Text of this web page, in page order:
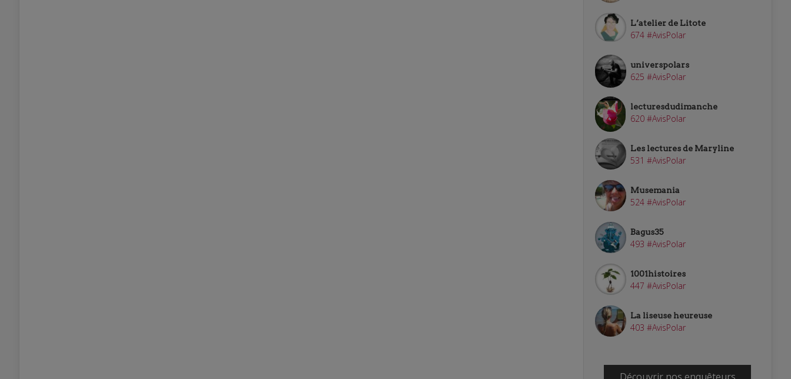
L’atelier de Litote
674 #AvisPolar
universpolars
625 #AvisPolar
lecturesdudimanche
620 #AvisPolar
Les lectures de Maryline
531 #AvisPolar
Musemania
524 #AvisPolar
Bagus35
493 #AvisPolar
1001histoires
447 #AvisPolar
La liseuse heureuse
403 #AvisPolar